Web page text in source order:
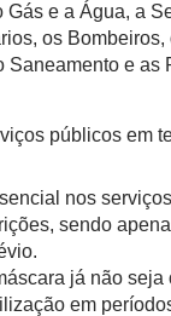
Gás e a Água, a
os Bombeiros,
Saneamento e as
públicos em
nos
sendo
já não seja
em